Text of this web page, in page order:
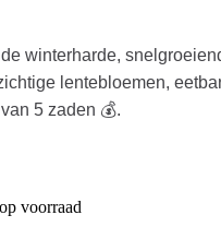
winterharde,
lentebloemen,
5 zaden 💰.
voorraad